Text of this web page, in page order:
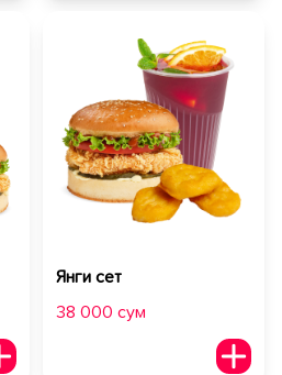
Янги сет
38 000 сум